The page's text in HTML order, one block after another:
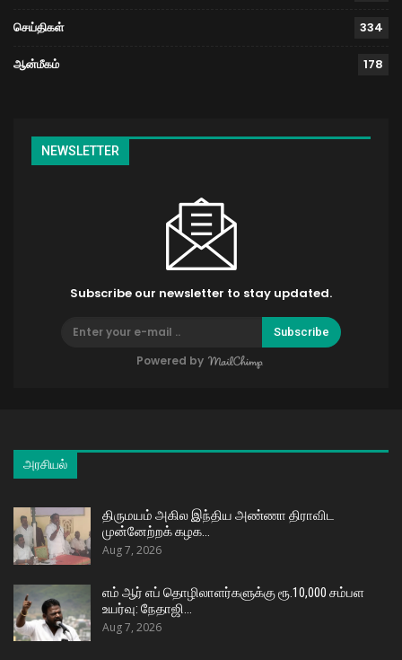
செய்திகள் 334
ஆன்மீகம் 178
NEWSLETTER
Subscribe our newsletter to stay updated.
Subscribe
Powered by
அரசியல்
திருமயம் அகில இந்திய அண்ணா திராவிட
முன்னேற்றக் கழக…
Aug 7, 2026
எம் ஆர் எப் தொழிலாளர்களுக்கு ரூ.10,000 சம்பள
உயர்வு: நேதாஜி…
Aug 7, 2026